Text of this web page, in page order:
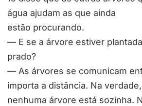
água ajudam as que ainda
estão procurando.
— E se a árvore estiver
prado?
— As árvores se comunicam
importa a distância. Na verdade,
nenhuma árvore está sozinha.